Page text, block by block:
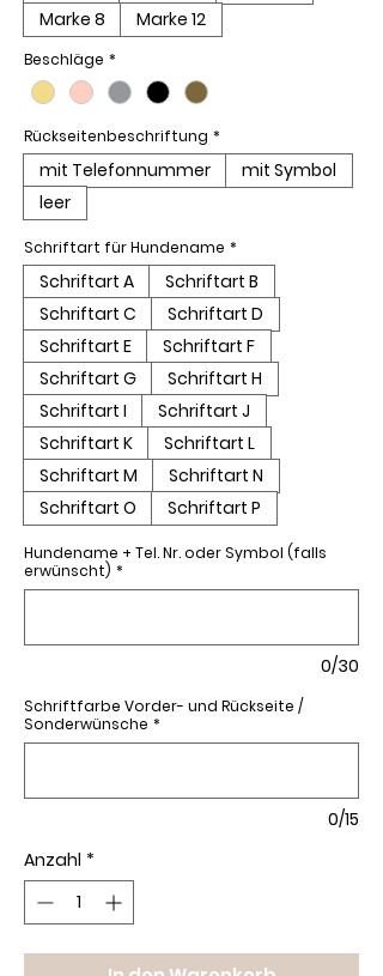
Marke 8
Marke 12
Beschläge *
Rückseitenbeschriftung *
mit Telefonnummer
mit Symbol
leer
Schriftart für Hundename *
Schriftart A
Schriftart B
Schriftart C
Schriftart D
Schriftart E
Schriftart F
Schriftart G
Schriftart H
Schriftart I
Schriftart J
Schriftart K
Schriftart L
Schriftart M
Schriftart N
Schriftart O
Schriftart P
Hundename + Tel. Nr. oder Symbol (falls
erwünscht) *
0/30
Schriftfarbe Vorder- und Rückseite /
Sonderwünsche *
0/15
Anzahl *